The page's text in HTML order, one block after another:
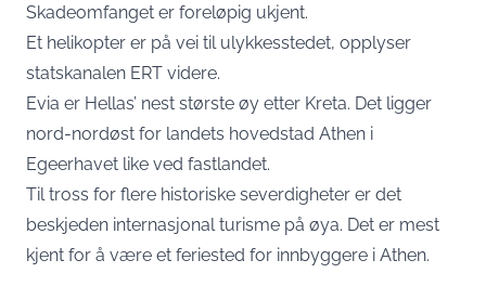
Skadeomfanget er foreløpig ukjent.
Et helikopter er på vei til ulykkesstedet, opplyser
statskanalen ERT videre.
Evia er Hellas’ nest største øy etter Kreta. Det ligger
nord-nordøst for landets hovedstad Athen i
Egeerhavet like ved fastlandet.
Til tross for flere historiske severdigheter er det
beskjeden internasjonal turisme på øya. Det er mest
kjent for å være et feriested for innbyggere i Athen.